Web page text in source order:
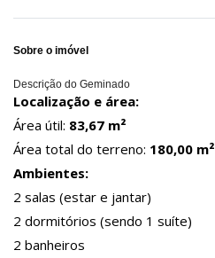
Sobre o imóvel
Descrição do Geminado
Localização e área:
Área útil: 83,67 m²
Área total do terreno: 180,00 m²
Ambientes:
2 salas (estar e jantar)
2 dormitórios (sendo 1 suíte)
2 banheiros